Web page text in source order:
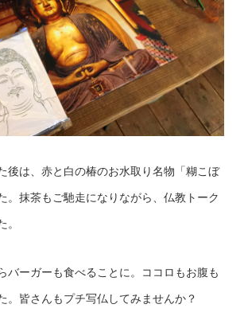
後は、赤と白の椿のお水取り名物「糊こぼ
。抹茶もご馳走になりながら、仏教トーク
。
バーガーも食べることに。ココロもお腹も
。皆さんもプチ写仏してみませんか？